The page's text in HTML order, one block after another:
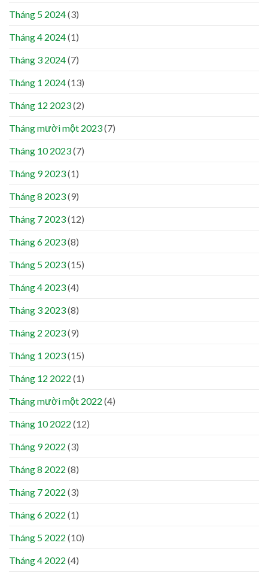
Tháng 5 2024(3)
Tháng 4 2024(1)
Tháng 3 2024(7)
Tháng 1 2024(13)
Tháng 12 2023(2)
Tháng mười một 2023(7)
Tháng 10 2023(7)
Tháng 9 2023(1)
Tháng 8 2023(9)
Tháng 7 2023(12)
Tháng 6 2023(8)
Tháng 5 2023(15)
Tháng 4 2023(4)
Tháng 3 2023(8)
Tháng 2 2023(9)
Tháng 1 2023(15)
Tháng 12 2022 (1)
Tháng mười một 2022 (4)
Tháng 10 2022 (12)
Tháng 9 2022 (3)
Tháng 8 2022 (8)
Tháng 7 2022 (3)
Tháng 6 2022 (1)
Tháng 5 2022 (10)
Tháng 4 2022 (4)